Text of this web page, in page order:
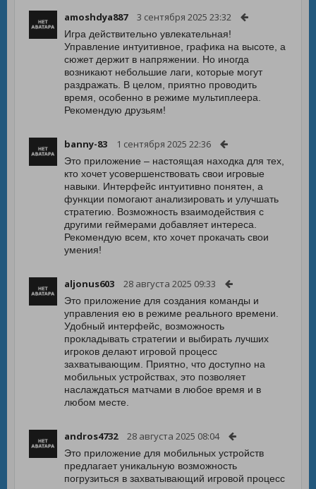
amoshdya887 3 сентября 2025 23:32
Игра действительно увлекательная!
Управление интуитивное, графика на высоте, а
сюжет держит в напряжении. Но иногда
возникают небольшие лаги, которые могут
раздражать. В целом, приятно проводить
время, особенно в режиме мультиплеера.
Рекомендую друзьям!
banny-83 1 сентября 2025 22:36
Это приложение – настоящая находка для тех,
кто хочет усовершенствовать свои игровые
навыки. Интерфейс интуитивно понятен, а
функции помогают анализировать и улучшать
стратегию. Возможность взаимодействия с
другими геймерами добавляет интереса.
Рекомендую всем, кто хочет прокачать свои
умения!
aljonus603 28 августа 2025 09:33
Это приложение для создания команды и
управления ею в режиме реального времени.
Удобный интерфейс, возможность
прокладывать стратегии и выбирать лучших
игроков делают игровой процесс
захватывающим. Приятно, что доступно на
мобильных устройствах, это позволяет
наслаждаться матчами в любое время и в
любом месте.
andros4732 28 августа 2025 08:04
Это приложение для мобильных устройств
предлагает уникальную возможность
погрузиться в захватывающий игровой процесс